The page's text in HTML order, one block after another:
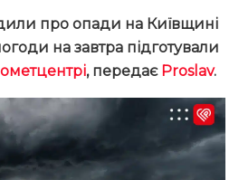
про опади на Київщині
на завтра підготували
, передає Proslav.